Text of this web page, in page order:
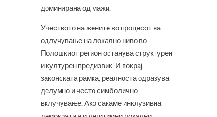
доминирана од мажи.
Учеството на жените во процесот на
одлучување на локално ниво во
Полошкиот регион останува структурен
и културен предизвик. И покрај
законската рамка, реалноста одразува
делумно и често симболично
вклучување. Ако сакаме инклузивна